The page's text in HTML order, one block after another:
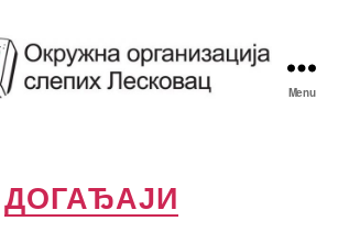
Menu
Categories
ДОГАЂАЈИ